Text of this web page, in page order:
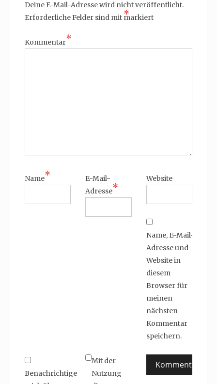
Deine E-Mail-Adresse wird nicht veröffentlicht.
Erforderliche Felder sind mit *
markiert
Kommentar*
Name*
E-Mail-
Adresse*
Website
Name, E-Mail-
Adresse und
Website in
diesem
Browser für
meinen
nächsten
Kommentar
speichern.
Benachrichtige
Mit der
Nutzung